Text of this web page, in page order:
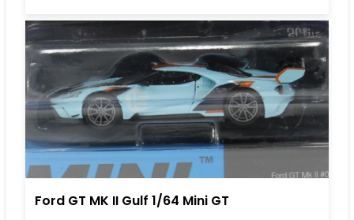
Ford GT MK II Gulf 1/64 Mini GT